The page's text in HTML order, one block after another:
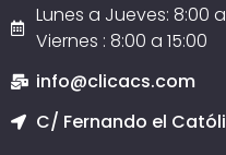
Lunes a Jueves: 8:00 a
Viernes : 8:00 a 15:00
info@clicacs.com
C/ Fernando el